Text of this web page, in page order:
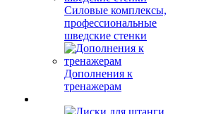
Силовые комплексы,
профессиональные
шведские стенки
Дополнения к
тренажерам